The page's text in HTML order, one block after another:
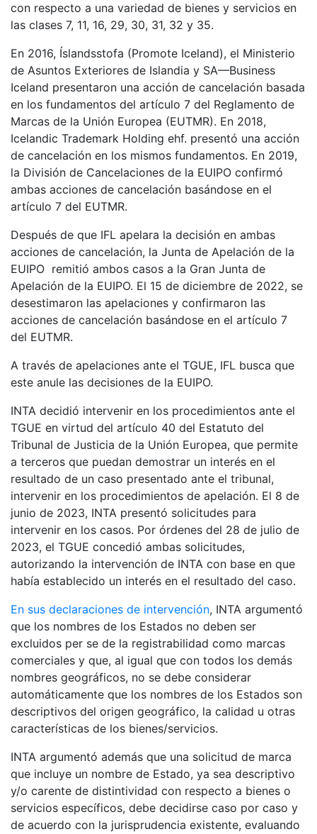
con respecto a una variedad de bienes y servicios en
las clases 7, 11, 16, 29, 30, 31, 32 y 35.
En 2016, Íslandsstofa (Promote Iceland), el Ministerio
de Asuntos Exteriores de Islandia y SA—Business
Iceland presentaron una acción de cancelación basada
en los fundamentos del artículo 7 del Reglamento de
Marcas de la Unión Europea (EUTMR). En 2018,
Icelandic Trademark Holding ehf. presentó una acción
de cancelación en los mismos fundamentos. En 2019,
la División de Cancelaciones de la EUIPO confirmó
ambas acciones de cancelación basándose en el
artículo 7 del EUTMR.
Después de que IFL apelara la decisión en ambas
acciones de cancelación, la Junta de Apelación de la
EUIPO remitió ambos casos a la Gran Junta de
Apelación de la EUIPO. El 15 de diciembre de 2022, se
desestimaron las apelaciones y confirmaron las
acciones de cancelación basándose en el artículo 7
del EUTMR.
A través de apelaciones ante el TGUE, IFL busca que
este anule las decisiones de la EUIPO.
INTA decidió intervenir en los procedimientos ante el
TGUE en virtud del artículo 40 del Estatuto del
Tribunal de Justicia de la Unión Europea, que permite
a terceros que puedan demostrar un interés en el
resultado de un caso presentado ante el tribunal,
intervenir en los procedimientos de apelación. El 8 de
junio de 2023, INTA presentó solicitudes para
intervenir en los casos. Por órdenes del 28 de julio de
2023, el TGUE concedió ambas solicitudes,
autorizando la intervención de INTA con base en que
había establecido un interés en el resultado del caso.
En sus declaraciones de intervención, INTA argumentó
que los nombres de los Estados no deben ser
excluidos per se de la registrabilidad como marcas
comerciales y que, al igual que con todos los demás
nombres geográficos, no se debe considerar
automáticamente que los nombres de los Estados son
descriptivos del origen geográfico, la calidad u otras
características de los bienes/servicios.
INTA argumentó además que una solicitud de marca
que incluye un nombre de Estado, ya sea descriptivo
y/o carente de distintividad con respecto a bienes o
servicios específicos, debe decidirse caso por caso y
de acuerdo con la jurisprudencia existente, evaluando